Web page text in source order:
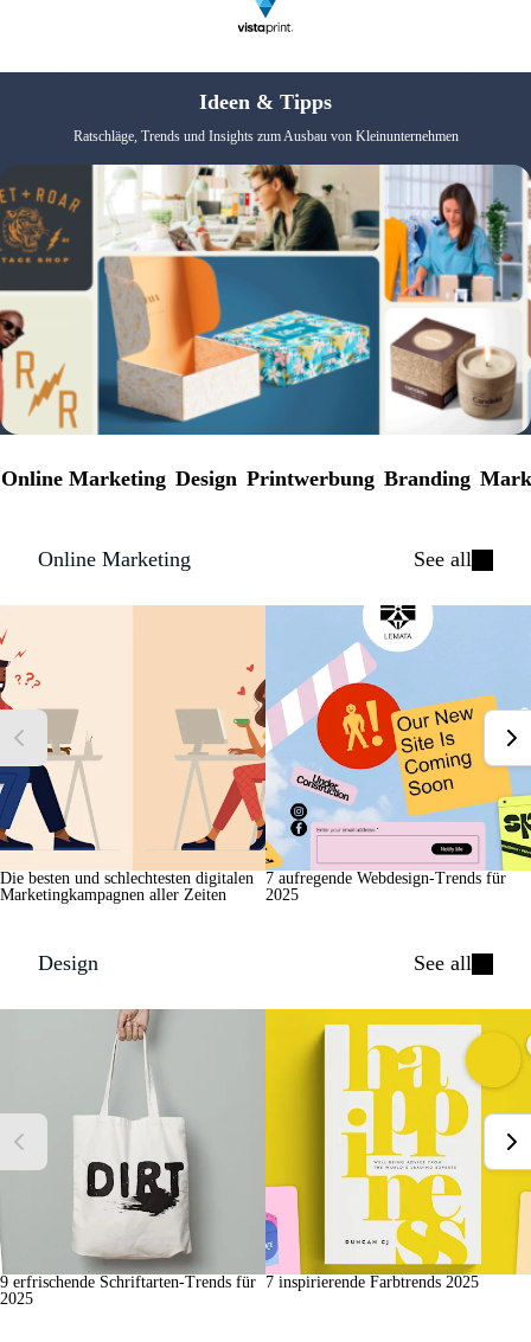
Ideen & Tipps
Ratschläge, Trends und Insights zum Ausbau von Kleinunternehmen
Online Marketing Design Printwerbung Branding
Online Marketing See all
Die besten und schlechtesten digitalen
Marketingkampagnen aller Zeiten
7 aufregende Webdesign-Trends für
2025
Design See all
9 erfrischende Schriftarten-Trends für
2025
7 inspirierende Farbtrends 2025